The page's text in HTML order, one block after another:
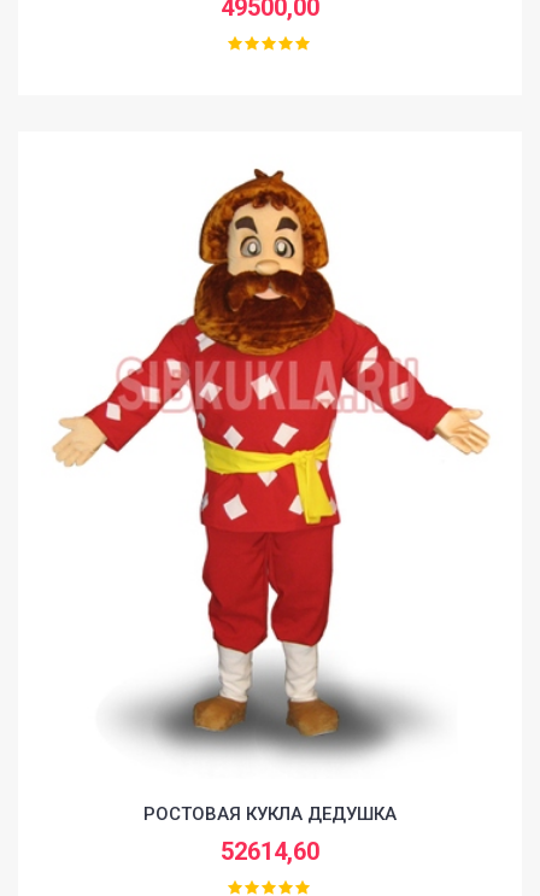
49500,00
РОСТОВАЯ КУКЛА ДЕДУШКА
52614,60